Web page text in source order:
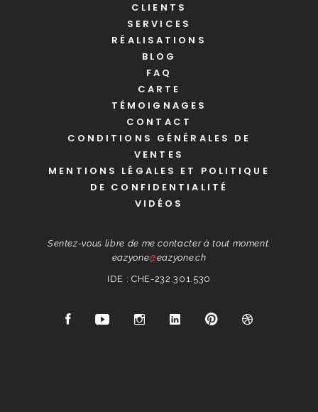
CLIENTS
SERVICES
RÉALISATIONS
BLOG
FAQ
CARTE
TÉMOIGNAGES
CONTACT
CONDITIONS GÉNÉRALES DE
VENTES
MENTIONS LÉGALES ET POLITIQUE
DE CONFIDENTIALITÉ
VIDÉOS
Sentez-vous libre de me contacter à tout moment.
eazyone@eazyone.ch
IDE : CHE-232.301.530